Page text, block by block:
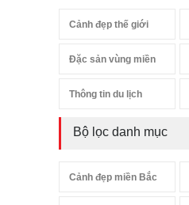
Cảnh đẹp thế giới
Đặc sản vùng miền
Thông tin du lịch
Bộ lọc danh mục
Cảnh đẹp miền Bắc